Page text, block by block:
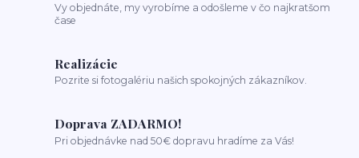
Vy objednáte, my vyrobíme a odošleme v čo najkratšom
čase
Realizácie
Pozrite si fotogalériu našich spokojných zákazníkov.
Doprava ZADARMO!
Pri objednávke nad 50€ dopravu hradíme za Vás!